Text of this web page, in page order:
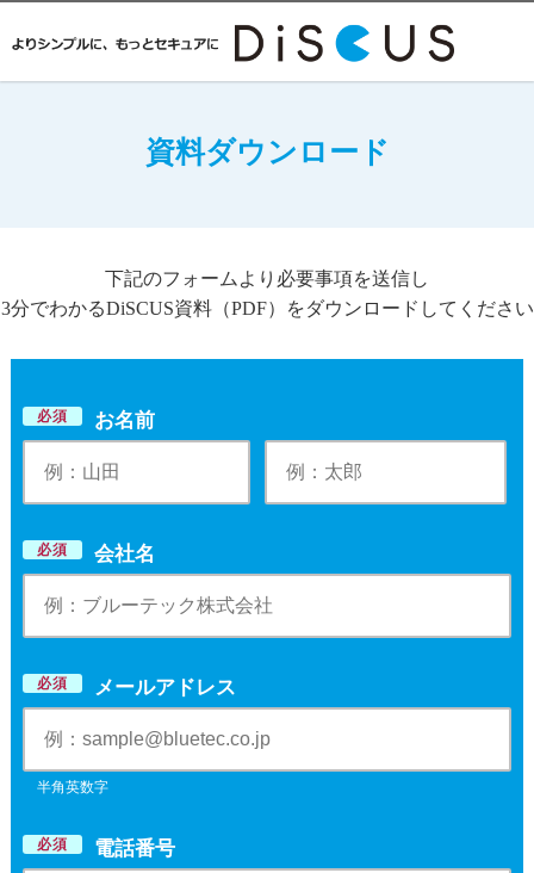
資料ダウンロード
下記のフォームより必要事項を送信し
3分でわかるDiSCUS資料（PDF）をダウンロードしてください
必須 お名前
必須 会社名
必須 メールアドレス
半角英数字
必須 電話番号